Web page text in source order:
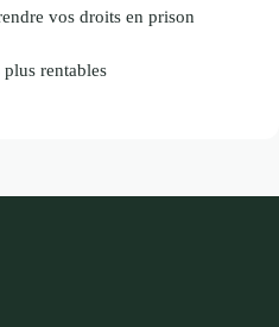
vos droits en prison
plus rentables